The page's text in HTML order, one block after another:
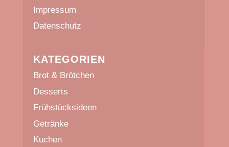
Impressum
Datenschutz
KATEGORIEN
Brot & Brötchen
Desserts
Frühstücksideen
Getränke
Kuchen